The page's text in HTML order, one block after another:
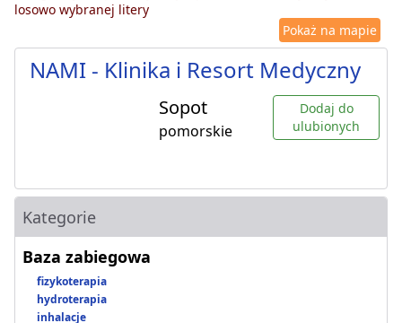
losowo wybranej litery
Pokaż na mapie
NAMI - Klinika i Resort Medyczny
Sopot
pomorskie
Dodaj do
ulubionych
Kategorie
Baza zabiegowa
fizykoterapia
hydroterapia
inhalacje